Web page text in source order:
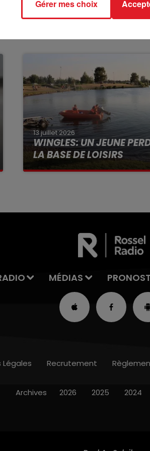
13 juillet 2026
WINGLES: UN JEUNE
LA BASE DE LOISIRS
La victime a coulé à pic
MÉDIAS
Légales Recrutement
Archives 2026 2025 2024
Gérer mes choix